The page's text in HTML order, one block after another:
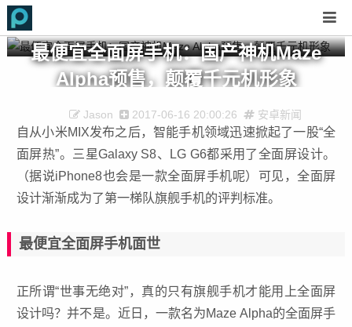
最便宜全面屏手机：国产神机Maze
Alpha预售，颠覆千元机形象
Jason 2017-06-16 20:00:26 安卓新闻
自从小米MIX发布之后，智能手机领域迅速掀起了一股“全
面屏热”。三星Galaxy S8、LG G6都采用了全面屏设计。
（据说iPhone8也会是一款全面屏手机呢）可见，全面屏
设计渐渐成为了第一梯队旗舰手机的评判标准。
最便宜全面屏手机面世
正所谓“世事无绝对”，真的只有旗舰手机才能用上全面屏
设计吗？并不是。近日，一款名为Maze Alpha的全面屏手